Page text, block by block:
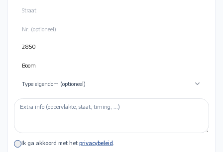
Type eigendom (optioneel)
Ik ga akkoord met het privacybeleid